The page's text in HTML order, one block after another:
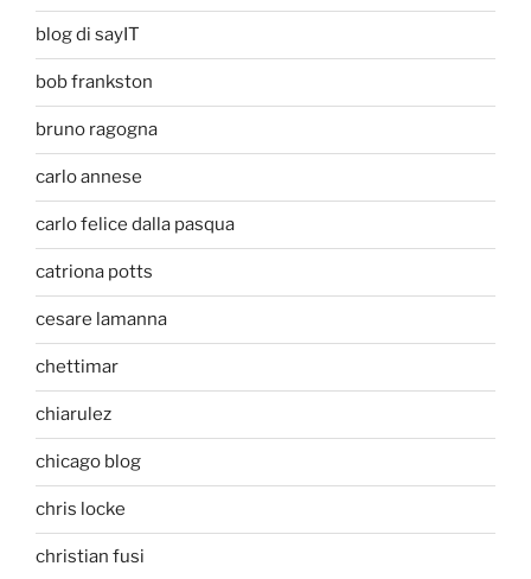
blog di sayIT
bob frankston
bruno ragogna
carlo annese
carlo felice dalla pasqua
catriona potts
cesare lamanna
chettimar
chiarulez
chicago blog
chris locke
christian fusi